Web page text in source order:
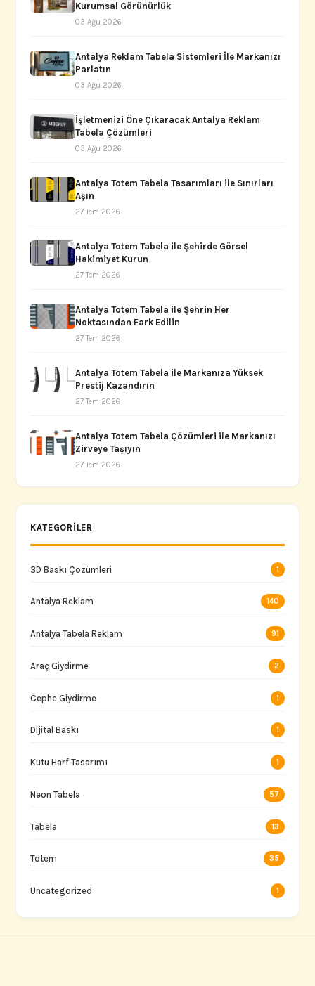
Kurumsal Görünürlük
03 Ağu 2026
Antalya Reklam Tabela Sistemleri İle Markanızı
Parlatın
03 Ağu 2026
İşletmenizi Öne Çıkaracak Antalya Reklam
Tabela Çözümleri
03 Ağu 2026
Antalya Totem Tabela Tasarımları ile Sınırları
Aşın
27 Tem 2026
Antalya Totem Tabela ile Şehirde Görsel
Hakimiyet Kurun
27 Tem 2026
Antalya Totem Tabela ile Şehrin Her
Noktasından Fark Edilin
27 Tem 2026
Antalya Totem Tabela ile Markanıza Yüksek
Prestij Kazandırın
27 Tem 2026
Antalya Totem Tabela Çözümleri ile Markanızı
Zirveye Taşıyın
27 Tem 2026
KATEGORILER
3D Baskı Çözümleri 1
Antalya Reklam 140
Antalya Tabela Reklam 91
Araç Giydirme 2
Cephe Giydirme 1
Dijital Baskı 1
Kutu Harf Tasarımı 1
Neon Tabela 57
Tabela 13
Totem 35
Uncategorized 1